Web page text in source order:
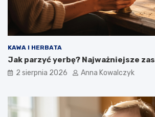
KAWA I HERBATA
Jak parzyć yerbę? Najważniejsze
2 sierpnia 2026 Anna Kowalczyk